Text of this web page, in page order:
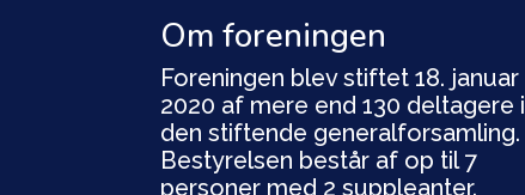
Om foreningen
Foreningen blev stiftet 18. januar
2020 af mere end 130 deltagere i
den stiftende generalforsamling.
Bestyrelsen består af op til 7
personer med 2 suppleanter.